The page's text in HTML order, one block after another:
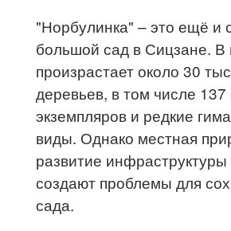
"Норбулинка" – это ещё и
большой сад в Сицзане. В
произрастает около 30
деревьев, в том числе 137
экземпляров и редкие
виды. Однако местная
развитие
создают проблемы для
сада.